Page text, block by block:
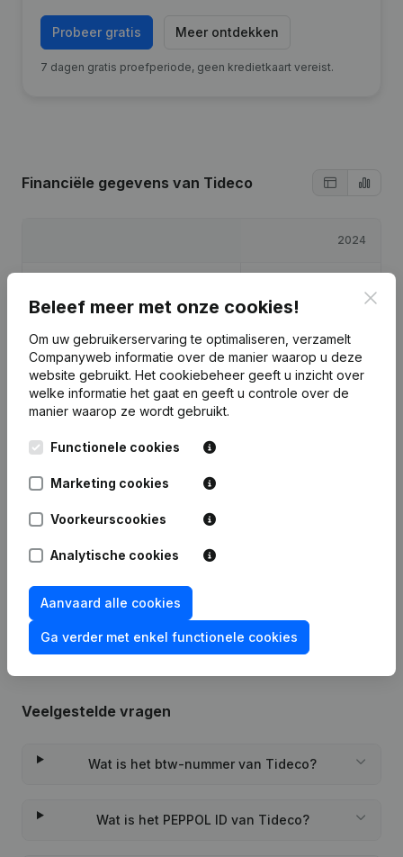
Probeer gratis Meer ontdekken
7 dagen gratis proefperiode, geen kredietkaart vereist.
Financiële gegevens van Tideco
2024
Brutomarge €23.048
Publicatiesvan Tideco
Rechtspersoon, Opening Bijkantoor,
enz...)
Veelgestelde vragen
Wat is het btw-nummer van Tideco?
Wat is het PEPPOL ID van Tideco?
Beleef meer met onze cookies!
Om uw gebruikerservaring te optimaliseren, verzamelt
Companyweb informatie over de manier waarop u deze
website gebruikt. Het cookiebeheer geeft u inzicht over
welke informatie het gaat en geeft u controle over de
manier waarop ze wordt gebruikt.
Functionele cookies
Marketing cookies
Voorkeurscookies
Analytische cookies
Aanvaard alle cookies
Ga verder met enkel functionele cookies